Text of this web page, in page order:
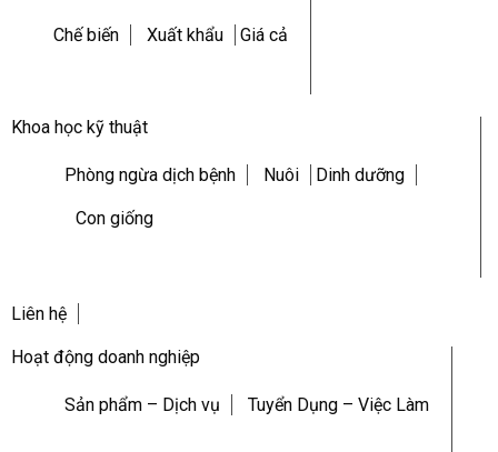
Chế biến Xuất khẩu Giá cả
Khoa học kỹ thuật
Phòng ngừa dịch bệnh Nuôi Dinh dưỡng
Con giống
Liên hệ
Hoạt động doanh nghiệp
Sản phẩm – Dịch vụ Tuyển Dụng – Việc Làm